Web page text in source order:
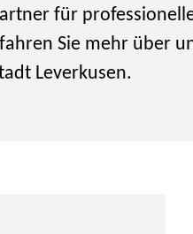
für
Sie mehr über
Leverkusen.